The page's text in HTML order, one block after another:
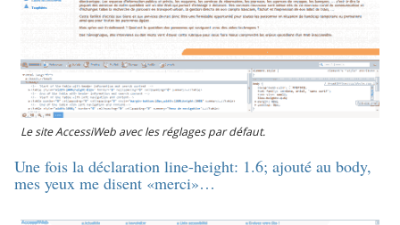
Le site AccessiWeb avec les réglages par défaut.
Une fois la déclaration line-height: 1.6; ajouté au body,
mes yeux me disent «merci»…